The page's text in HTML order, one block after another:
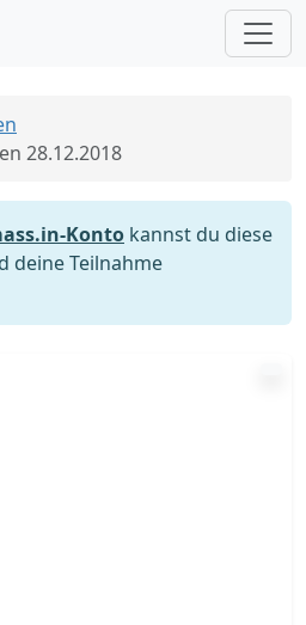
28.12.2018
Konto kannst du diese
deine Teilnahme